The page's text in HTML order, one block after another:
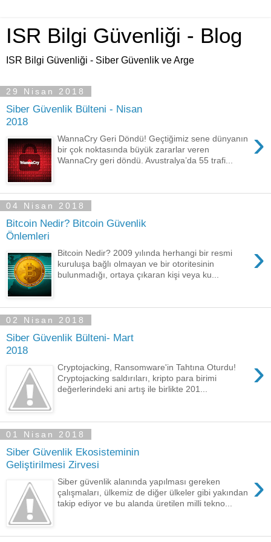
ISR Bilgi Güvenliği - Blog
ISR Bilgi Güvenliği - Siber Güvenlik ve Arge
29 Nisan 2018
Siber Güvenlik Bülteni - Nisan
2018
›
WannaCry Geri Döndü! Geçtiğimiz sene dünyanın
bir çok noktasında büyük zararlar veren
WannaCry geri döndü. Avustralya’da 55 trafi...
04 Nisan 2018
Bitcoin Nedir? Bitcoin Güvenlik
Önlemleri
›
Bitcoin Nedir? 2009 yılında herhangi bir resmi
kuruluşa bağlı olmayan ve bir otoritesinin
bulunmadığı, ortaya çıkaran kişi veya ku...
02 Nisan 2018
Siber Güvenlik Bülteni- Mart
2018
›
Cryptojacking, Ransomware'in Tahtına Oturdu!
Cryptojacking saldırıları, kripto para birimi
değerlerindeki ani artış ile birlikte 201...
01 Nisan 2018
Siber Güvenlik Ekosisteminin
Geliştirilmesi Zirvesi
›
Siber güvenlik alanında yapılması gereken
çalışmaları, ülkemiz de diğer ülkeler gibi yakından
takip ediyor ve bu alanda üretilen milli tekno...